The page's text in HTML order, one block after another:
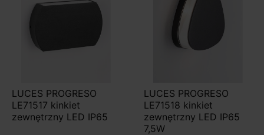
LUCES PROGRESO
LE71517 kinkiet
zewnętrzny LED IP65
LUCES PROGRESO
LE71518 kinkiet
zewnętrzny LED IP65
7,5W